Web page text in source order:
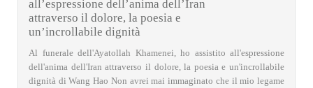
all’espressione dell’anima dell’Iran
attraverso il dolore, la poesia e
un’incrollabile dignità
Al funerale dell'Ayatollah Khamenei, ho assistito all'espressione
dell'anima dell'Iran attraverso il dolore, la poesia e un'incrollabile
dignità di Wang Hao Non avrei mai immaginato che il mio legame